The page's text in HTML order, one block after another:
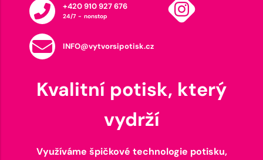
+420 910 927 676
24/7 - nonstop
INFO@vytvorsipotisk.cz
Kvalitní potisk, který
vydrží
Využíváme špičkové technologie potisku,